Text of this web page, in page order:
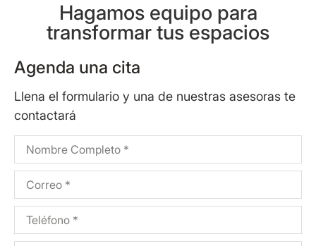
Hagamos equipo para
transformar tus espacios
Agenda una cita
Llena el formulario y una de nuestras asesoras te
contactará